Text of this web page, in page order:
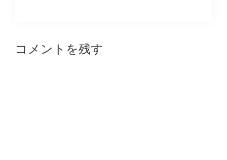
Reader
コメントを残す